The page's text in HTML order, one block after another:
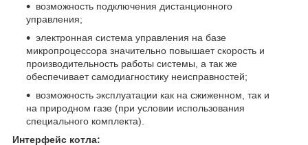
возможность подключения дистанционного
управления;
электронная система управления на базе
микропроцессора значительно повышает скорость и
производительность работы системы, а так же
обеспечивает самодиагностику неисправностей;
возможность эксплуатации как на сжиженном, так и
на природном газе (при условии использования
специального комплекта).
Интерфейс котла: